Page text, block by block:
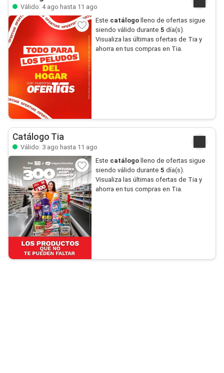
Válido: 4 ago hasta 11 ago
Este catálogo lleno de ofertas sigue
siendo válido durante 5 día(s).
Visualiza las últimas ofertas de Tia y
ahorra en tus compras en Tia.
Catálogo Tia
Válido: 3 ago hasta 11 ago
Este catálogo lleno de ofertas sigue
siendo válido durante 5 día(s).
Visualiza las últimas ofertas de Tia y
ahorra en tus compras en Tia.